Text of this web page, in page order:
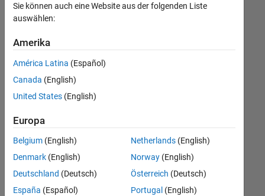
Education Sales
Inside Sales
Marketing Services
Finance and Operations
Human Resources
Derzeit
es
keine
offenen
Stellen,
Ihren
Suchkriterien
entsprechen.
können
die
Sie können auch eine Website aus der folgenden Liste
auswählen:
Amerika
América Latina (Español)
Canada (English)
United States (English)
Europa
Belgium (English)
Denmark (English)
Deutschland (Deutsch)
España (Español)
Netherlands(English)
Norway(English)
Österreich (Deutsch)
Portugal (English)